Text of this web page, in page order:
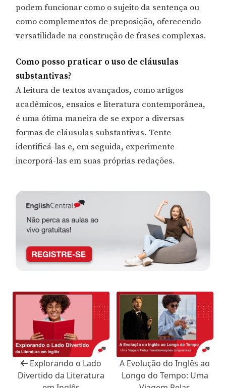
podem funcionar como o sujeito da sentença ou
como complementos de preposição, oferecendo
versatilidade na construção de frases complexas.
Como posso praticar o uso de cláusulas
substantivas?
A leitura de textos avançados, como artigos
acadêmicos, ensaios e literatura contemporânea,
é uma ótima maneira de se expor a diversas
formas de cláusulas substantivas. Tente
identificá-las e, em seguida, experimente
incorporá-las em suas próprias redações.
Explorando o Lado
Divertido da Literatura
A Evolução do Inglês ao
Longo do Tempo: Uma